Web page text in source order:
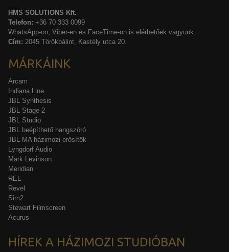
HMS SOLUTIONS Kft.
Telefon: +36 70 333 0099
WhatsApp-on, Viber-en és FaceTime-on is elérhetőek vagyunk.
Cím: 2045 Törökbálint, Kastély utca 20.
MÁRKÁINK
Arcam
Indiana Line
JBL Synthesis
JBL Stage 2
JBL Studio
JBL beépíthető hangszóró
JBL MA házimozi erősítők
Lyngdorf Audio
Mark Levinson
Meridian
REL
Revel
Sim2
Stewart Filmscreen
Acurus
HÍREK A HÁZIMOZI STUDIÓBAN